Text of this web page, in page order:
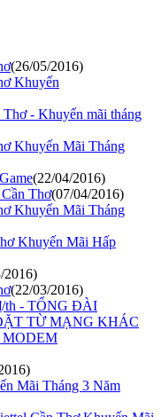
(26/05/2016)
Khuyến
- Khuyến mãi tháng
Khuyến Mãi Tháng
(22/04/2016)
Thơ(07/04/2016)
Khuyến Mãi Tháng
Khuyến Mãi Hấp
2016)
(22/03/2016)
th - TỔNG ĐÀI
TỪ MẠNG KHÁC
Mãi Tháng 3 Năm